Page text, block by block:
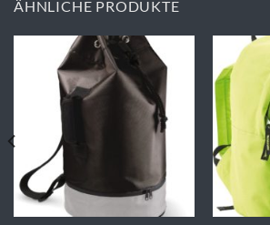
ÄHNLICHE PRODUKTE